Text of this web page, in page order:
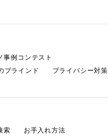
事例コンテスト
ブラインド
プライバシー対策
索
お手入れ方法